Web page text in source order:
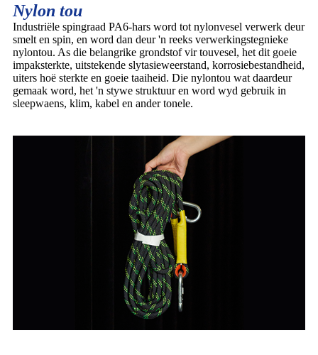
Nylon tou
Industriële spingraad PA6-hars word tot nylonvesel verwerk deur
smelt en spin, en word dan deur 'n reeks verwerkingstegnieke
nylontou. As die belangrike grondstof vir touvesel, het dit goeie
impaksterkte, uitstekende slytasieweerstand, korrosiebestandheid,
uiters hoë sterkte en goeie taaiheid. Die nylontou wat daardeur
gemaak word, het 'n stywe struktuur en word wyd gebruik in
sleepwaens, klim, kabel en ander tonele.